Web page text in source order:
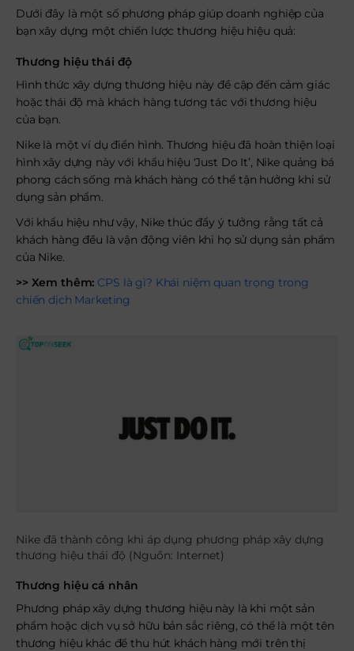
Dưới đây là một số phương pháp giúp doanh nghiệp của
bạn xây dựng một chiến lược thương hiệu hiệu quả:
Thương hiệu thái độ
Hình thức xây dựng thương hiệu này đề cập đến cảm giác
hoặc thái độ mà khách hàng tương tác với thương hiệu
của bạn.
Nike là một ví dụ điển hình. Thương hiệu đã hoàn thiện loại
hình xây dựng này với khẩu hiệu ‘Just Do It’, Nike quảng bá
phong cách sống mà khách hàng có thể tận hưởng khi sử
dụng sản phẩm.
Với khẩu hiệu như vậy, Nike thúc đẩy ý tưởng rằng tất cả
khách hàng đều là vận động viên khi họ sử dụng sản phẩm
của Nike.
>> Xem thêm: CPS là gì? Khái niệm quan trọng trong
chiến dịch Marketing
Nike đã thành công khi áp dụng phương pháp xây dựng
thương hiệu thái độ (Nguồn: Internet)
Thương hiệu cá nhân
Phương pháp xây dựng thương hiệu này là khi một sản
phẩm hoặc dịch vụ sở hữu bản sắc riêng, có thể là một tên
thương hiệu khác để thu hút khách hàng mới trên thị